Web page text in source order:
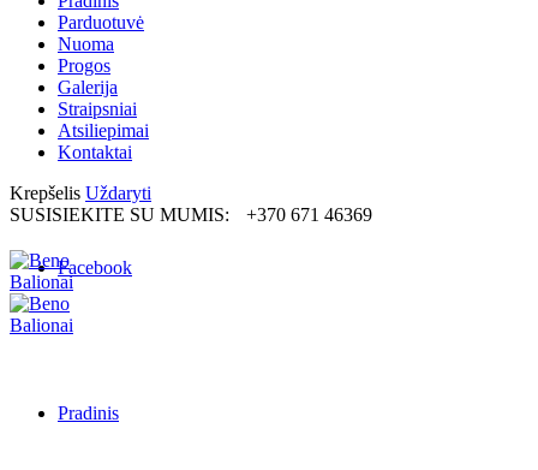
Parduotuvė
Nuoma
Progos
Galerija
Straipsniai
Atsiliepimai
Kontaktai
Krepšelis Uždaryti
SUSISIEKITE SU MUMIS:
+370 671 46369
Facebook
Pradinis